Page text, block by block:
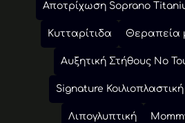
Αποτρίχωση Soprano
Κυτταρίτιδα Θεραπεία
Αυξητική Στήθους No
Signature Κοιλιοπλαστική
Λιπογλυπτική